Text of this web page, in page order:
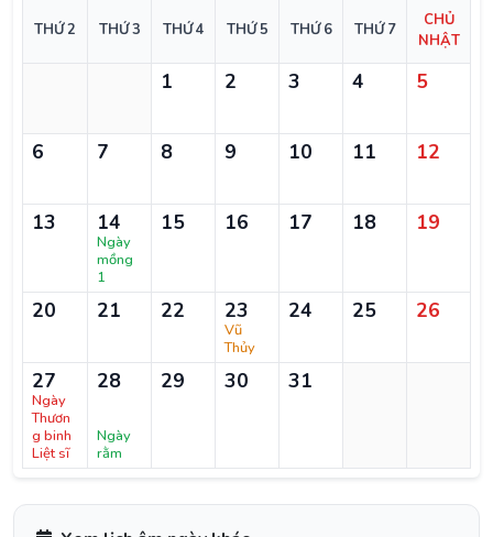
THỨ 2 THỨ 3 THỨ 4 THỨ 5 THỨ 6 THỨ 7
CHỦ
NHẬT
1 2 3 4 5
6 7 8 9 10 11 12
13 14
Ngày
mồng
1
15 16 17 18 19
20 21 22 23
Vũ
Thủy
24 25 26
27
Ngày
Thươn
g binh
Liệt sĩ
28
Ngày
rằm
29 30 31